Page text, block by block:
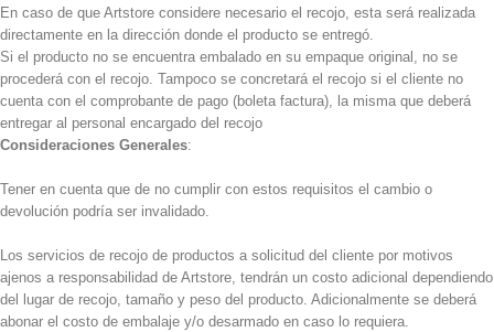
En caso de que Artstore considere necesario el recojo, esta será realizada
directamente en la dirección donde el producto se entregó.
Si el producto no se encuentra embalado en su empaque original, no se
procederá con el recojo. Tampoco se concretará el recojo si el cliente no
cuenta con el comprobante de pago (boleta factura), la misma que deberá
entregar al personal encargado del recojo
Consideraciones Generales:
Tener en cuenta que de no cumplir con estos requisitos el cambio o
devolución podría ser invalidado.
Los servicios de recojo de productos a solicitud del cliente por motivos
ajenos a responsabilidad de Artstore, tendrán un costo adicional dependiendo
del lugar de recojo, tamaño y peso del producto. Adicionalmente se deberá
abonar el costo de embalaje y/o desarmado en caso lo requiera.